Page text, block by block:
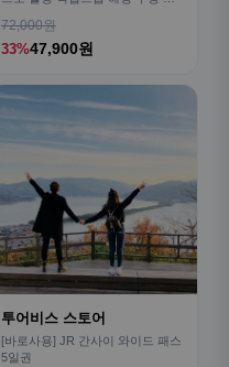
72,000원
33%47,900원
투어비스 스토어
[바로사용] JR 간사이 와이드 패스
5일권